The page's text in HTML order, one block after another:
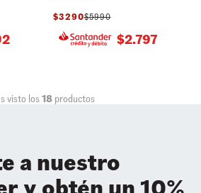
$3290$5990
$2.797
visto los18 productos
a nuestro